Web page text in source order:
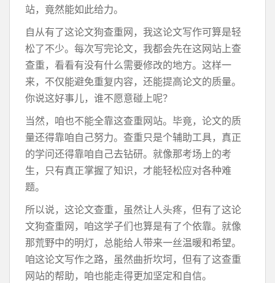
站，竟然能如此给力。
自从有了这论文狗查重网，我这论文写作可算是轻
松了不少。每次写完论文，我都会先在这网站上查
查重，看看有没有什么需要修改的地方。这样一
来，不仅能避免重复内容，还能提高论文的质量。
你说这好事儿，谁不愿意碰上呢？
当然，咱也不能全靠这查重网站。毕竟，论文的质
量还得靠咱自己努力。查重只是个辅助工具，真正
的学问还得靠咱自己去钻研。就像那考场上的考
生，只有真正掌握了知识，才能轻松应对各种难
题。
所以说，这论文查重，虽然让人头疼，但有了这论
文狗查重网，咱这学子们也算是有了个依靠。就像
那荒野中的明灯，总能给人带来一丝温暖和希望。
咱这论文写作之路，虽然曲折坎坷，但有了这查重
网站的帮助，咱也能走得更加坚定和自信。